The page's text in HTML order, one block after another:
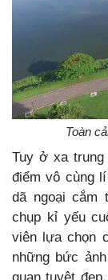
Toàn
Tuy ở xa
điểm vô cùng
dã ngoại cắm
chụp kỉ yếu
viên lựa chọn
những bức